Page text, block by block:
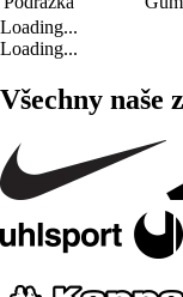
Loading...
Loading...
Všechny naše